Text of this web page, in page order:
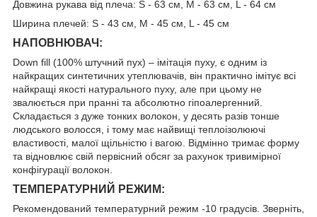
Довжина рукава від плеча: S - 63 см, M - 63 см, L - 64 см
Ширина плечей: S - 43 см, M - 45 см, L - 45 см
НАПОВНЮВАЧ:
Down fill (100% штучний пух) – імітація пуху, є одним із
найкращих синтетичних утеплювачів, він практично імітує всі
найкращі якості натурального пуху, але при цьому не
звалюється при пранні та абсолютно гіпоалергенний.
Складається з дуже тонких волокон, у десять разів тонше
людського волосся, і тому має найвищі теплоізолюючі
властивості, малої щільністю і вагою. Відмінно тримає форму
та відновлює свій первісний обсяг за рахунок тривимірної
конфігурації волокон.
ТЕМПЕРАТУРНИЙ РЕЖИМ:
Рекомендований температурний режим -10 градусів. Зверніть,